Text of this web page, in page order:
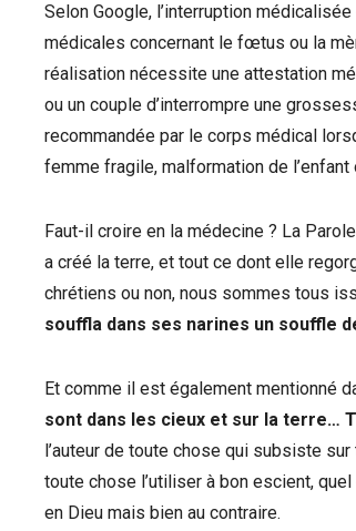
Selon Google, l’interruption
médicales concernant le fœtus ou la
réalisation nécessite une attestation
ou un couple d’interrompre une
recommandée par le corps médical
femme fragile, malformation de l’enfant
Faut-il croire en la médecine ? La
a créé la terre, et tout ce dont elle
chrétiens ou non, nous sommes tous
souffla dans ses narines un souffle
Et comme il est également mentionné
sont dans les cieux et sur la terre…
l’auteur de toute chose qui subsiste
toute chose l’utiliser à bon escient,
en Dieu mais bien au contraire.